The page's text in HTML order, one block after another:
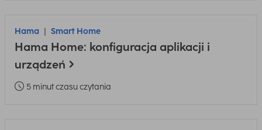
Hama Smart Home
Hama Home: konfiguracja aplikacji i
urządzeń
5 minut czasu czytania